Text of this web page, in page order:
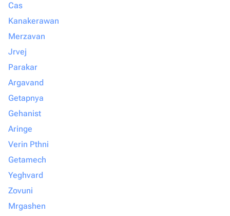
Cas
Kanakerawan
Merzavan
Jrvej
Parakar
Argavand
Getapnya
Gehanist
Aringe
Verin Pthni
Getamech
Yeghvard
Zovuni
Mrgashen